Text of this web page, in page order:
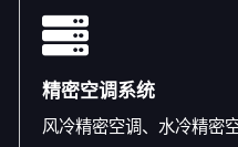
精密空调系统
风冷精密空调、水冷精密